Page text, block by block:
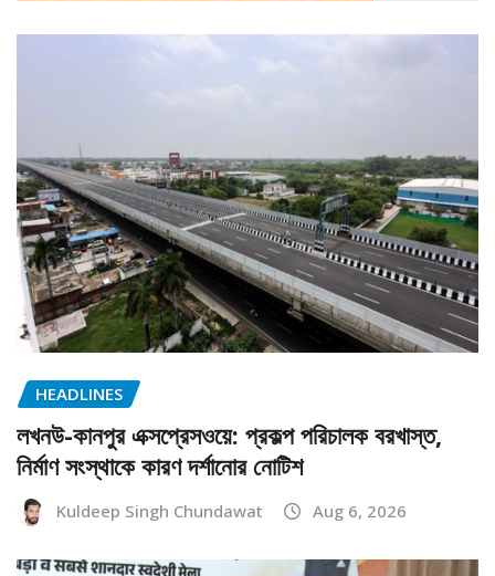
HEADLINES
লখনউ-কানপুর এক্সপ্রেসওয়ে: প্রকল্প পরিচালক বরখাস্ত,
নির্মাণ সংস্থাকে কারণ দর্শানোর নোটিশ
Kuldeep Singh Chundawat Aug 6, 2026